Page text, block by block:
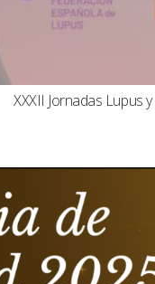
XXXII Jornadas Lupus